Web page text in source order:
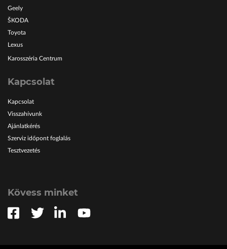
Geely
ŠKODA
Toyota
Lexus
Karosszéria Centrum
Kapcsolat
Kapcsolat
Visszahívunk
Ajánlatkérés
Szerviz időpont foglalás
Tesztvezetés
Kövess minket